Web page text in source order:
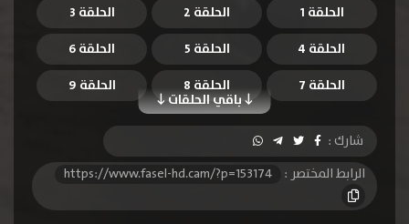
الحلقة 1 الحلقة 2
الحلقة 3
الحلقة 4
الحلقة 5 الحلقة 6
باقي الحلقات
الحلقة 7 الحلقة 8
الحلقة 9
الحلقة 10
الحلقة 11
الحلقة 12
الحلقة 13
الحلقة 14
الحلقة 15
شارك :
الرابط المختصر :
https://www.fasel-hd.cam/?p=153174